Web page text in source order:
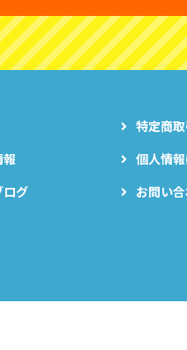
ログ
特定商
個人情
お問い